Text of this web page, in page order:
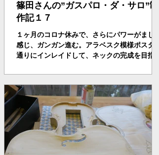
篠田さんの”ガスパロ・ダ・サロ”制
作記１７
１ヶ月のコロナ休みで、さらにパワーがました
感じ、ガンガン進む。アラベスク模様ポスター
通りにインレイドして、ネックの完成を目指
メトリーを描き出す。ボディへの仕込は来週で
終わる。正確で早い…。と言うことで、このド
ヤ顔となる・・・。